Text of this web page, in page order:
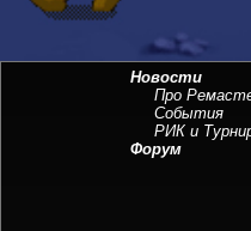
Новости
Про
События
РИК и
Форум